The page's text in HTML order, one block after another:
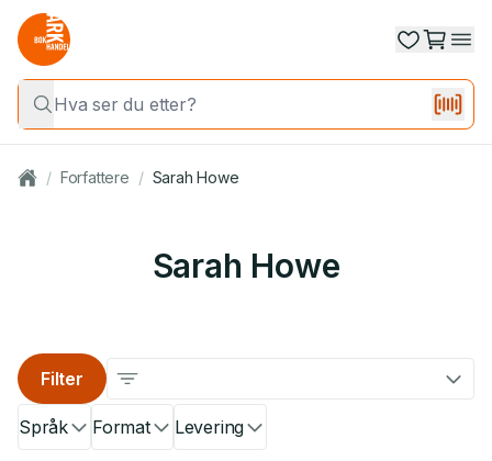
/ Forfattere / Sarah Howe
Sarah Howe
Språk Format Levering
Filter